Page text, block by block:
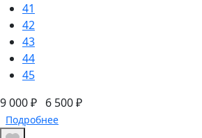
41
42
43
44
45
9 000 ₽ 6 500 ₽
Подробнее